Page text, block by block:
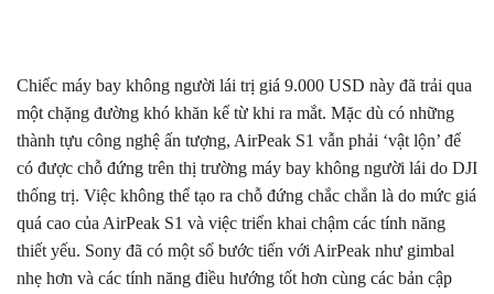
Chiếc máy bay không người lái trị giá 9.000 USD này đã trải qua
một chặng đường khó khăn kể từ khi ra mắt. Mặc dù có những
thành tựu công nghệ ấn tượng, AirPeak S1 vẫn phải ‘vật lộn’ để
có được chỗ đứng trên thị trường máy bay không người lái do DJI
thống trị. Việc không thể tạo ra chỗ đứng chắc chắn là do mức giá
quá cao của AirPeak S1 và việc triển khai chậm các tính năng
thiết yếu. Sony đã có một số bước tiến với AirPeak như gimbal
nhẹ hơn và các tính năng điều hướng tốt hơn cùng các bản cập